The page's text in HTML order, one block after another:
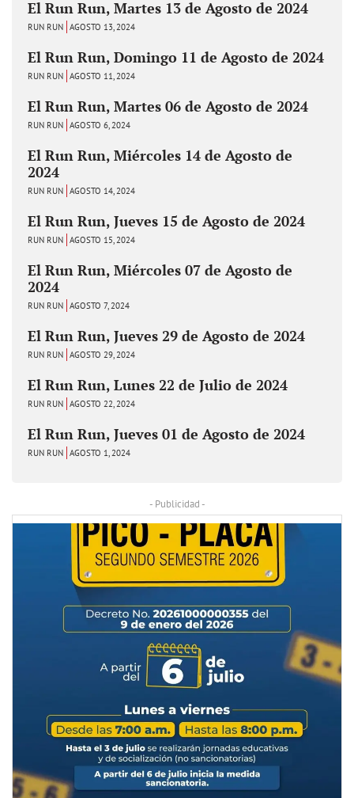
El Run Run, Martes 13 de Agosto de 2024
RUN RUN AGOSTO 13, 2024
El Run Run, Domingo 11 de Agosto de 2024
RUN RUN AGOSTO 11, 2024
El Run Run, Martes 06 de Agosto de 2024
RUN RUN AGOSTO 6, 2024
El Run Run, Miércoles 14 de Agosto de
2024
RUN RUN AGOSTO 14, 2024
El Run Run, Jueves 15 de Agosto de 2024
RUN RUN AGOSTO 15, 2024
El Run Run, Miércoles 07 de Agosto de
2024
RUN RUN AGOSTO 7, 2024
El Run Run, Jueves 29 de Agosto de 2024
RUN RUN AGOSTO 29, 2024
El Run Run, Lunes 22 de Julio de 2024
RUN RUN AGOSTO 22, 2024
El Run Run, Jueves 01 de Agosto de 2024
RUN RUN AGOSTO 1, 2024
- Publicidad -